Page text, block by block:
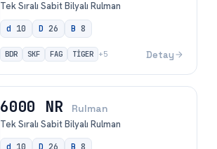
Tek Sıralı Sabit Bilyalı Rulman
d 10 D 26 B 8
BDR SKF FAG TİGER +5 Detay
6000 NR Rulman
Tek Sıralı Sabit Bilyalı Rulman
d 10 D 26 B 8